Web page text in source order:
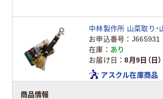
商品情報
中林製作所 山菜取り
お申込番号
J665931
在庫
あり
お届け日
8月9日（日）
アスクル在庫商品